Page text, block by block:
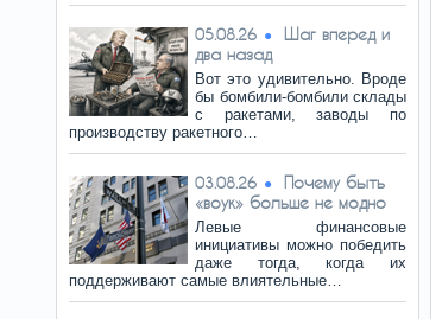
05.08.26
Шаг вперед и
два назад
Вот это удивительно. Вроде
бы бомбили-бомбили склады
с ракетами, заводы по
производству ракетного…
03.08.26
Почему быть
«воук» больше не модно
Левые финансовые
инициативы можно победить
даже тогда, когда их
поддерживают самые влиятельные…